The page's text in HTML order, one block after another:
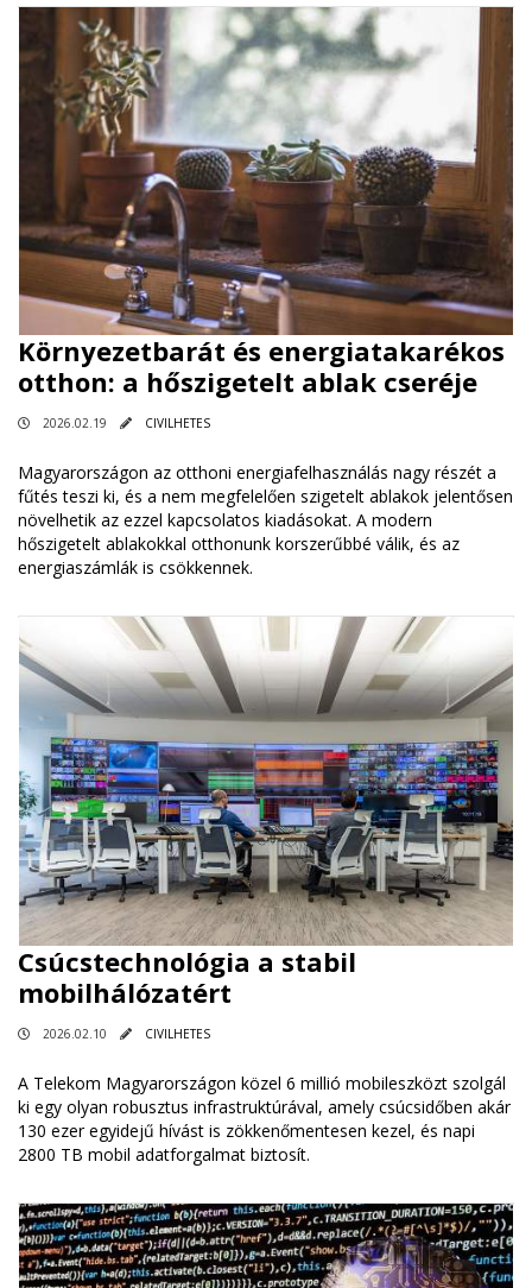
Környezetbarát és energiatakarékos
otthon: a hőszigetelt ablak cseréje
2026.02.19 CIVILHETES
Magyarországon az otthoni energiafelhasználás nagy részét a
fűtés teszi ki, és a nem megfelelően szigetelt ablakok jelentősen
növelhetik az ezzel kapcsolatos kiadásokat. A modern
hőszigetelt ablakokkal otthonunk korszerűbbé válik, és az
energiaszámlák is csökkennek.
Csúcstechnológia a stabil
mobilhálózatért
2026.02.10 CIVILHETES
A Telekom Magyarországon közel 6 millió mobileszközt szolgál
ki egy olyan robusztus infrastruktúrával, amely csúcsidőben akár
130 ezer egyidejű hívást is zökkenőmentesen kezel, és napi
2800 TB mobil adatforgalmat biztosít.